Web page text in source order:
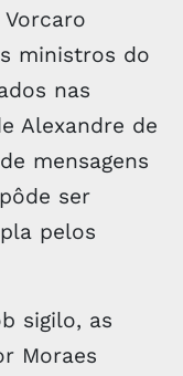
ministros do
nas
Alexandre de
mensagens
ser
pelos
sigilo, as
Moraes